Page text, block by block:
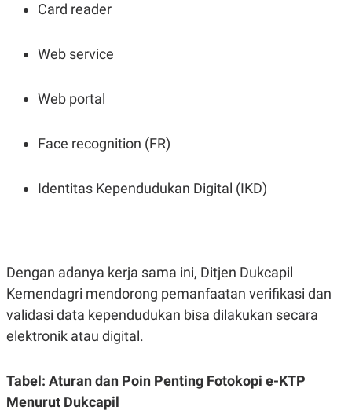
Card reader
Web service
Web portal
Face recognition (FR)
Identitas Kependudukan Digital (IKD)
Dengan adanya kerja sama ini, Ditjen Dukcapil
Kemendagri mendorong pemanfaatan verifikasi dan
validasi data kependudukan bisa dilakukan secara
elektronik atau digital.
Tabel: Aturan dan Poin Penting Fotokopi e-KTP
Menurut Dukcapil